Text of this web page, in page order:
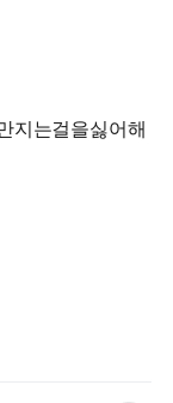
지는걸을싫어해